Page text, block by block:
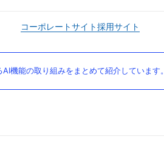
コーポレートサイト採用サイト
機能の取り組みをまとめて紹介しています。